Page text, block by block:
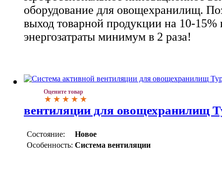
оборудование для овощехранилищ.
выход товарной продукции на 10-15%
энергозатраты минимум в 2 раза!
Оцените товар
вентиляции для овощехранилищ
Состояние:
Новое
Особенность: Система вентиляции